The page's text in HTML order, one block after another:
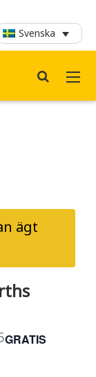
Svenska
ägt
GRATIS